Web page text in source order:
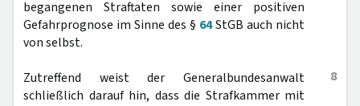
begangenen Straftaten sowie einer positiven
Gefahrprognose im Sinne des § 64StGB auch nicht
von selbst.
8
Zutreffend weist der Generalbundesanwalt
schließlich darauf hin, dass die Strafkammer mit